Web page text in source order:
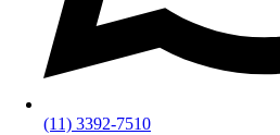
(11) 3392-7510